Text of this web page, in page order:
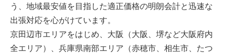
う、地域最安値を目指した適正価格の明朗会計と迅速な
出張対応を心がけています。
京田辺市エリアをはじめ、大阪（大阪、堺など大阪府内
全エリア）、兵庫県南部エリア（赤穂市、相生市、たつ